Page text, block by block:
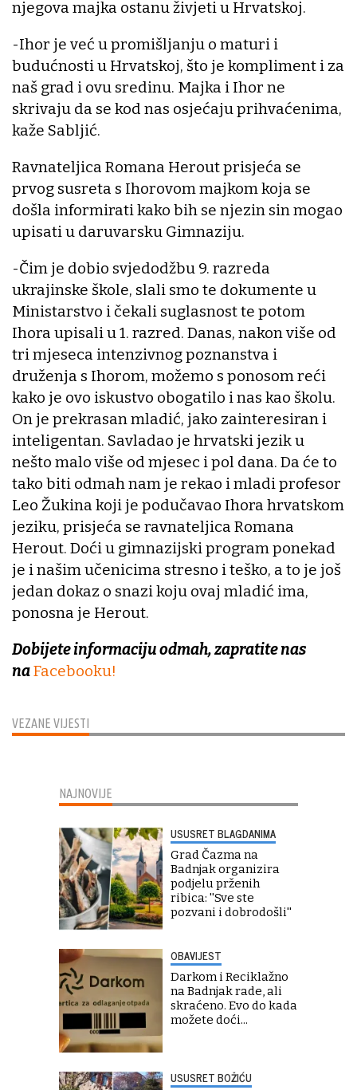
VEZANE VIJESTI
njegova majka ostanu živjeti u Hrvatskoj.
-Ihor je već u promišljanju o maturi i
budućnosti u Hrvatskoj, što je kompliment i za
naš grad i ovu sredinu. Majka i Ihor ne
skrivaju da se kod nas osjećaju prihvaćenima,
kaže Sabljić.
Ravnateljica Romana Herout prisjeća se
prvog susreta s Ihorovom majkom koja se
došla informirati kako bih se njezin sin mogao
upisati u daruvarsku Gimnaziju.
-Čim je dobio svjedodžbu 9. razreda
ukrajinske škole, slali smo te dokumente u
Ministarstvo i čekali suglasnost te potom
Ihora upisali u 1. razred. Danas, nakon više od
tri mjeseca intenzivnog poznanstva i
druženja s Ihorom, možemo s ponosom reći
kako je ovo iskustvo obogatilo i nas kao školu.
On je prekrasan mladić, jako zainteresiran i
inteligentan. Savladao je hrvatski jezik u
nešto malo više od mjesec i pol dana. Da će to
tako biti odmah nam je rekao i mladi profesor
Leo Žukina koji je podučavao Ihora hrvatskom
jeziku, prisjeća se ravnateljica Romana
Herout. Doći u gimnazijski program ponekad
je i našim učenicima stresno i teško, a to je još
jedan dokaz o snazi koju ovaj mladić ima,
ponosna je Herout.
Dobijete informaciju odmah, zapratite nas
naFacebooku!
NAJNOVIJE
USUSRET BLAGDANIMA
Grad Čazma na
Badnjak organizira
podjelu prženih
ribica: ''Sve ste
pozvani i dobrodošli''
OBAVIJEST
Darkom i Reciklažno
na Badnjak rade, ali
skraćeno. Evo do kada
možete doći...
USUSRET BOŽIĆU